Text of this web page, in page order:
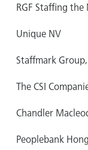
RGF Staffing the
Unique NV
Staffmark Group,
The CSI
Chandler
Peoplebank